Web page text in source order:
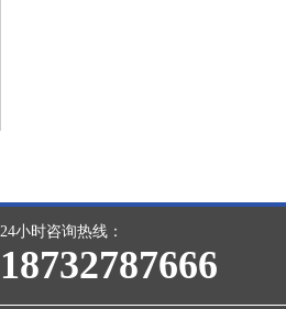
24小时咨询热线：
18732787666